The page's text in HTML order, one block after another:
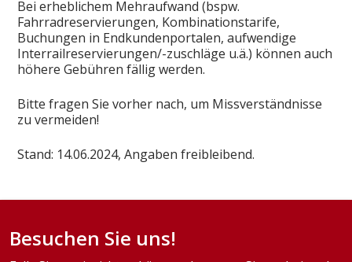
Bei erheblichem Mehraufwand (bspw.
Fahrradreservierungen, Kombinationstarife,
Buchungen in Endkundenportalen, aufwendige
Interrailreservierungen/-zuschläge u.ä.) können auch
höhere Gebühren fällig werden.
Bitte fragen Sie vorher nach, um Missverständnisse
zu vermeiden!
Stand: 14.06.2024, Angaben freibleibend.
Besuchen Sie uns!